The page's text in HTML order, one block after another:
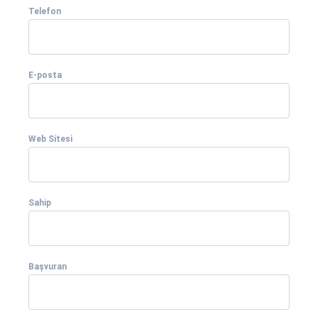
Telefon
E-posta
Web Sitesi
Sahip
Başvuran